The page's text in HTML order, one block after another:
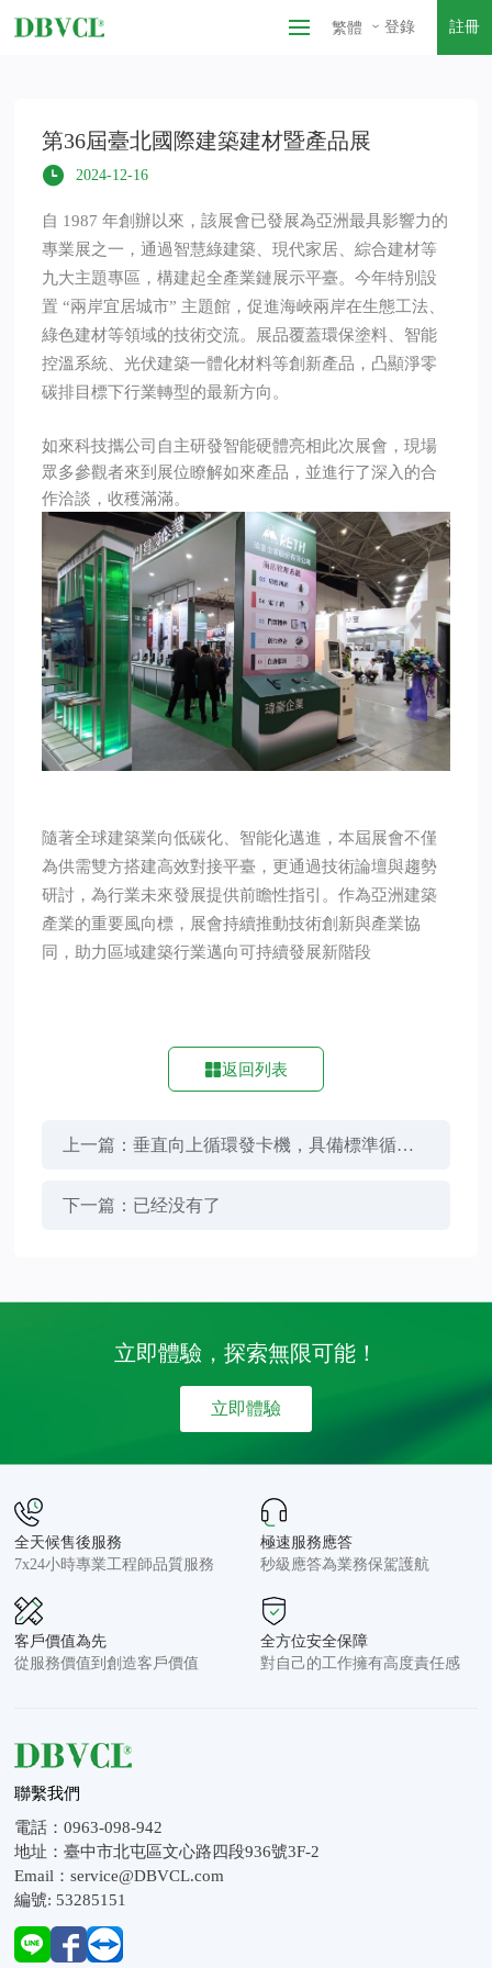
繁體 登錄 註冊
第36屆臺北國際建築建材暨產品展
2024-12-16
自 1987 年創辦以來，該展會已發展為亞洲最具影響力的
專業展之一，通過智慧綠建築、現代家居、綜合建材等
九大主題專區，構建起全產業鏈展示平臺。今年特別設
置 “兩岸宜居城市” 主題館，促進海峽兩岸在生態工法、
綠色建材等領域的技術交流。展品覆蓋環保塗料、智能
控溫系統、光伏建築一體化材料等創新產品，凸顯淨零
碳排目標下行業轉型的最新方向。
如來科技攜公司自主研發智能硬體亮相此次展會，現場
眾多參觀者來到展位瞭解如來產品，並進行了深入的合
作洽談，收穫滿滿。
隨著全球建築業向低碳化、智能化邁進，本屆展會不僅
為供需雙方搭建高效對接平臺，更通過技術論壇與趨勢
研討，為行業未來發展提供前瞻性指引。作為亞洲建築
產業的重要風向標，展會持續推動技術創新與產業協
同，助力區域建築行業邁向可持續發展新階段
返回列表
上一篇：垂直向上循環發卡機，具備標準循環
髮卡機功能，同時可垂直向上發卡
下一篇：已经没有了
立即體驗，探索無限可能！
立即體驗
全天候售後服務
7x24小時專業工程師品質服務
極速服務應答
秒級應答為業務保駕護航
客戶價值為先
從服務價值到創造客戶價值
全方位安全保障
對自己的工作擁有高度責任感
聯繫我們
電話：0963-098-942
地址：臺中市北屯區文心路四段936號3F-2
Email：service@DBVCL.com
編號: 53285151